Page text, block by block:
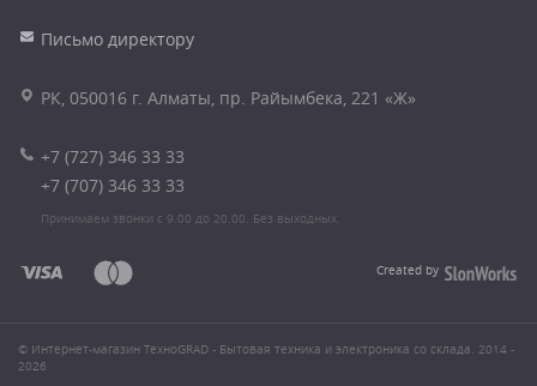
Письмо директору
РК, 050016 г. Алматы, пр. Райымбека, 221 «Ж»
+7 (727) 346 33 33
+7 (707) 346 33 33
Принимаем звонки с 9.00 до 20.00. Без выходных.
Created by
© Интернет-магазин ТехноGRAD - Бытовая техника и электроника со склада. 2014 -
2026